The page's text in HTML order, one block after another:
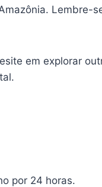
Lembre-
em explorar
por 24 horas.